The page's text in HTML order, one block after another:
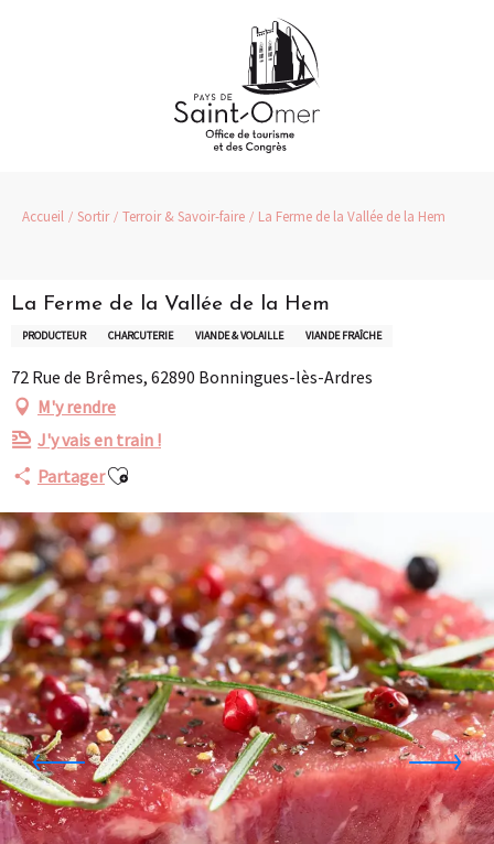
Accueil Sortir Terroir & Savoir-faire La Ferme de la Vallée de la Hem
La Ferme de la Vallée de la Hem
PRODUCTEUR CHARCUTERIE VIANDE & VOLAILLE VIANDE FRAÎCHE
72 Rue de Brêmes, 62890 Bonningues-lès-Ardres
M'y rendre
J'y vais en train !
PartagerAjouter aux favoris